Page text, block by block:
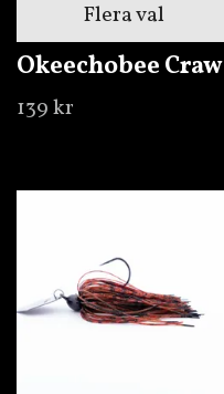
Flera val
Okeechobee Craw
139 kr